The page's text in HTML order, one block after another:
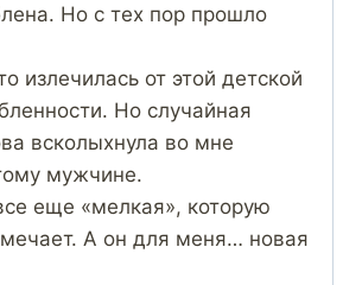
Но с тех пор прошло
излечилась от этой детской
Но случайная
всколыхнула во мне
мужчине.
еще «мелкая», которую
А он для меня… новая